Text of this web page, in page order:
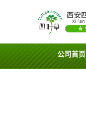
公司首页